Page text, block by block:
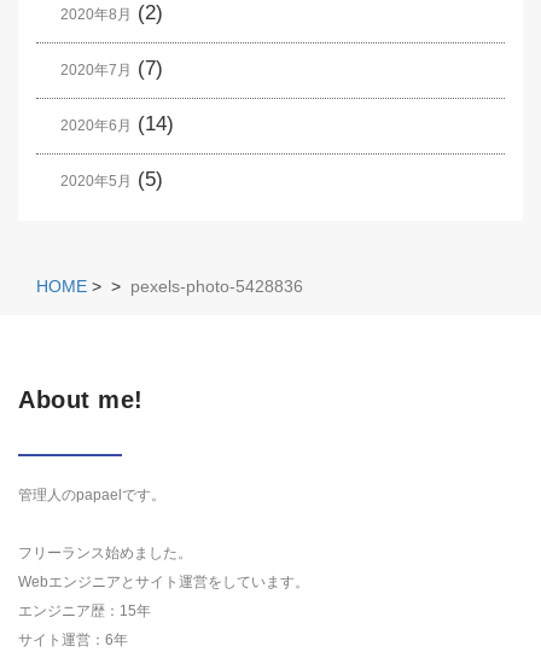
2020年8月 (2)
2020年7月 (7)
2020年6月 (14)
2020年5月 (5)
HOME > > pexels-photo-5428836
About me!
管理人のpapaelです。
フリーランス始めました。
Webエンジニアとサイト運営をしています。
エンジニア歴：15年
サイト運営：6年